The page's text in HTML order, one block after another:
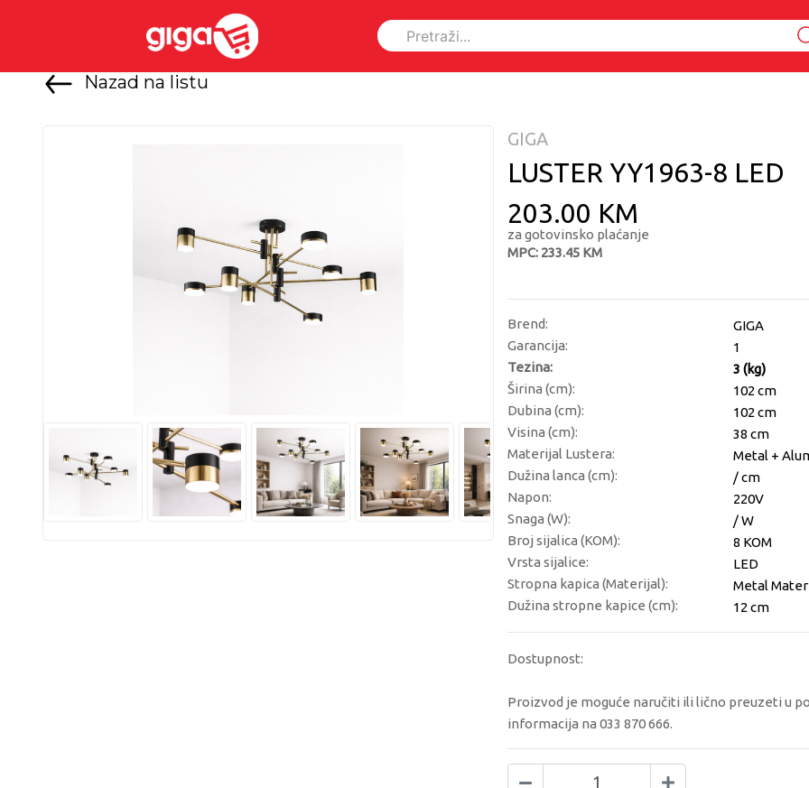
Nazad na listu
GIGA
LUSTER YY1963-8 LED
203.00 KM
za gotovinsko plaćanje
MPC: 233.45 KM
Brend:
GIGA
Garancija:
1
Tezina:
3 (kg)
Širina (cm):
102 cm
Dubina (cm):
102 cm
Visina (cm):
38 cm
Materijal Lustera:
Metal +
Dužina lanca (cm):
/ cm
Napon:
220V
Snaga (W):
/ W
Broj sijalica (KOM):
8 KOM
Vrsta sijalice:
LED
Stropna kapica (Materijal):
Metal
Dužina stropne kapice (cm):
12 cm
Dostupnost:
Proizvod je moguće naručiti ili lično preuzeti u
informacija na 033 870 666.